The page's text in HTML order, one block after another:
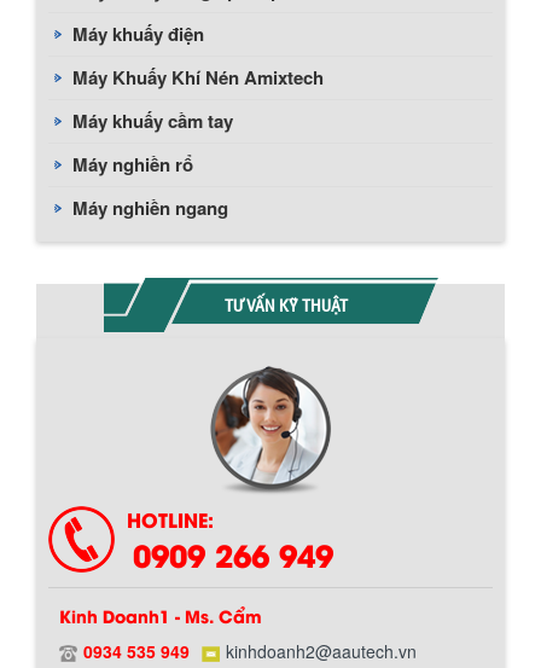
Máy khuấy điện
Máy Khuấy Khí Nén Amixtech
Máy khuấy cầm tay
Máy nghiền rổ
Máy nghiền ngang
TƯ VẤN KỸ THUẬT
HOTLINE:
0909 266 949
Kinh Doanh1 - Ms. Cẩm
0934 535 949 kinhdoanh2@aautech.vn
Chính sách giao hàng